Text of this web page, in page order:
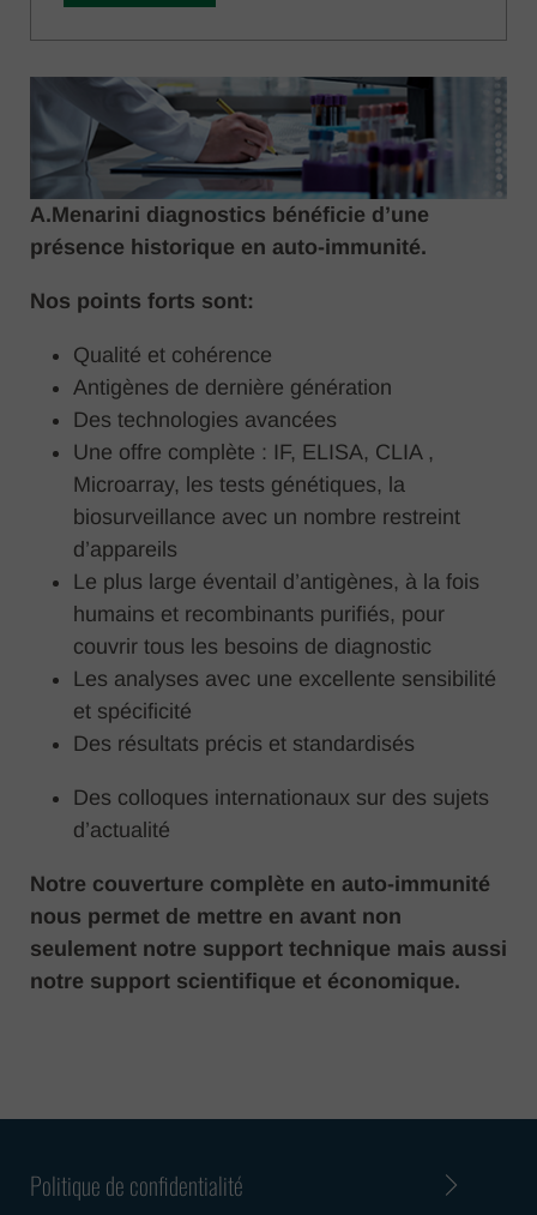
A.Menarini diagnostics bénéficie d’une
présence historique en auto-immunité.
Nos points forts sont:
Qualité et cohérence
Antigènes de dernière génération
Des technologies avancées
Une offre complète : IF, ELISA, CLIA ,
Microarray, les tests génétiques, la
biosurveillance avec un nombre restreint
d’appareils
Le plus large éventail d’antigènes, à la fois
humains et recombinants purifiés, pour
couvrir tous les besoins de diagnostic
Les analyses avec une excellente sensibilité
et spécificité
Des résultats précis et standardisés
Des colloques internationaux sur des sujets
d’actualité
Notre couverture complète en auto-immunité
nous permet de mettre en avant non
seulement notre support technique mais aussi
notre support scientifique et économique.
Politique de confidentialité